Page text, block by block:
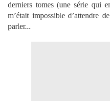
derniers tomes (une série qui
m’était impossible d’attendre
parler...